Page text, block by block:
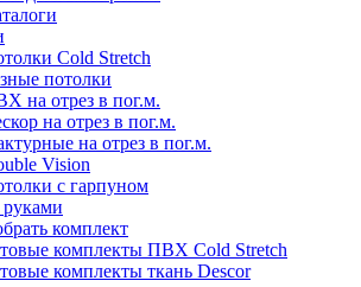
Cold Stretch
потолки
на отрез в пог.м.
на отрез в пог.м.
на отрез в пог.м.
Vision
с гарпуном
комплект
комплекты ПВХ Cold Stretch
комплекты ткань Descor